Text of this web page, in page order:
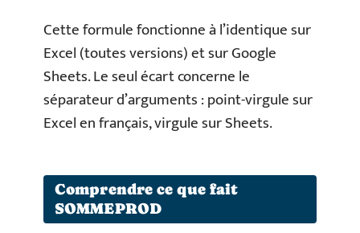
Cette formule fonctionne à l’identique sur
Excel (toutes versions) et sur Google
Sheets. Le seul écart concerne le
séparateur d’arguments : point-virgule sur
Excel en français, virgule sur Sheets.
Comprendre ce que fait
SOMMEPROD